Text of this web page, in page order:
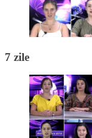
7 zile